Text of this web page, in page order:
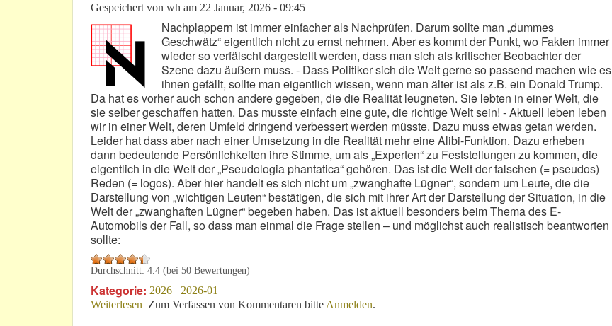
Gespeichert von wh am 22 Januar, 2026 - 09:45
Nachplappern ist immer einfacher als Nachprüfen. Darum sollte man „dummes
Geschwätz“ eigentlich nicht zu ernst nehmen. Aber es kommt der Punkt, wo Fakten immer
wieder so verfälscht dargestellt werden, dass man sich als kritischer Beobachter der
Szene dazu äußern muss. - Dass Politiker sich die Welt gerne so passend machen wie es
ihnen gefällt, sollte man eigentlich wissen, wenn man älter ist als z.B. ein Donald Trump.
Da hat es vorher auch schon andere gegeben, die die Realität leugneten. Sie lebten in einer Welt, die
sie selber geschaffen hatten. Das musste einfach eine gute, die richtige Welt sein! - Aktuell leben leben
wir in einer Welt, deren Umfeld dringend verbessert werden müsste. Dazu muss etwas getan werden.
Leider hat dass aber nach einer Umsetzung in die Realität mehr eine Alibi-Funktion. Dazu erheben
dann bedeutende Persönlichkeiten ihre Stimme, um als „Experten“ zu Feststellungen zu kommen, die
eigentlich in die Welt der „Pseudologia phantatica“ gehören. Das ist die Welt der falschen (= pseudos)
Reden (= logos). Aber hier handelt es sich nicht um „zwanghafte Lügner“, sondern um Leute, die die
Darstellung von „wichtigen Leuten“ bestätigen, die sich mit ihrer Art der Darstellung der Situation, in die
Welt der „zwanghaften Lügner“ begeben haben. Das ist aktuell besonders beim Thema des E-
Automobils der Fall, so dass man einmal die Frage stellen – und möglichst auch realistisch beantworten
sollte:
Durchschnitt: 4.4 (bei 50 Bewertungen)
Kategorie: 2026
2026-01
Weiterlesen über Pseudologie beim Thema „E“: Zwanghaft – Krankhaft?
Zum Verfassen von Kommentaren bitte Anmelden.